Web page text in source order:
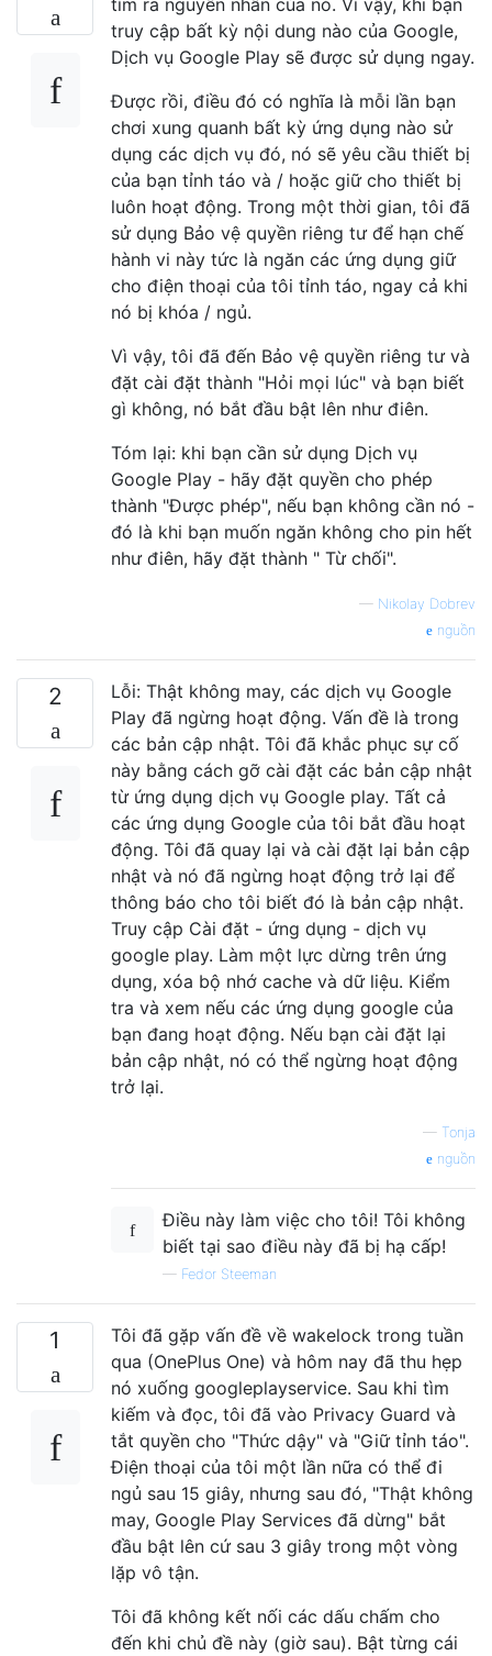
truy cập bất kỳ nội dung nào của Google,
Dịch vụ Google Play sẽ được sử dụng ngay.
Được rồi, điều đó có nghĩa là mỗi lần bạn
chơi xung quanh bất kỳ ứng dụng nào sử
dụng các dịch vụ đó, nó sẽ yêu cầu thiết bị
của bạn tỉnh táo và / hoặc giữ cho thiết bị
luôn hoạt động. Trong một thời gian, tôi đã
sử dụng Bảo vệ quyền riêng tư để hạn chế
hành vi này tức là ngăn các ứng dụng giữ
cho điện thoại của tôi tỉnh táo, ngay cả khi
nó bị khóa / ngủ.
Vì vậy, tôi đã đến Bảo vệ quyền riêng tư và
đặt cài đặt thành "Hỏi mọi lúc" và bạn biết
gì không, nó bắt đầu bật lên như điên.
Tóm lại: khi bạn cần sử dụng Dịch vụ
Google Play - hãy đặt quyền cho phép
thành "Được phép", nếu bạn không cần nó -
đó là khi bạn muốn ngăn không cho pin hết
như điên, hãy đặt thành " Từ chối".
— Nikolay Dobrev
nguồn
2
Lỗi: Thật không may, các dịch vụ Google
Play đã ngừng hoạt động. Vấn đề là trong
các bản cập nhật. Tôi đã khắc phục sự cố
này bằng cách gỡ cài đặt các bản cập nhật
từ ứng dụng dịch vụ Google play. Tất cả
các ứng dụng Google của tôi bắt đầu hoạt
động. Tôi đã quay lại và cài đặt lại bản cập
nhật và nó đã ngừng hoạt động trở lại để
thông báo cho tôi biết đó là bản cập nhật.
Truy cập Cài đặt - ứng dụng - dịch vụ
google play. Làm một lực dừng trên ứng
dụng, xóa bộ nhớ cache và dữ liệu. Kiểm
tra và xem nếu các ứng dụng google của
bạn đang hoạt động. Nếu bạn cài đặt lại
bản cập nhật, nó có thể ngừng hoạt động
trở lại.
— Tonja
nguồn
Điều này làm việc cho tôi! Tôi không
biết tại sao điều này đã bị hạ cấp!
— Fedor Steeman
1
Tôi đã gặp vấn đề về wakelock trong tuần
qua (OnePlus One) và hôm nay đã thu hẹp
nó xuống googleplayservice. Sau khi tìm
kiếm và đọc, tôi đã vào Privacy Guard và
tắt quyền cho "Thức dậy" và "Giữ tỉnh táo".
Điện thoại của tôi một lần nữa có thể đi
ngủ sau 15 giây, nhưng sau đó, "Thật không
may, Google Play Services đã dừng" bắt
đầu bật lên cứ sau 3 giây trong một vòng
lặp vô tận.
Tôi đã không kết nối các dấu chấm cho
đến khi chủ đề này (giờ sau). Bật từng cái